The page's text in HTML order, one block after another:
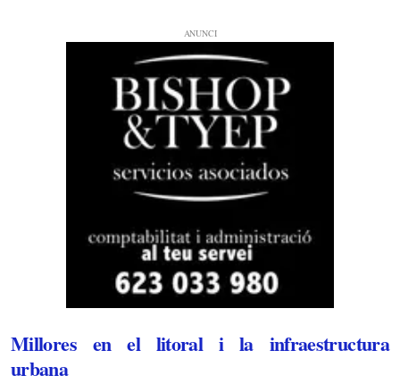
Millores en el litoral i la infraestructura
urbana